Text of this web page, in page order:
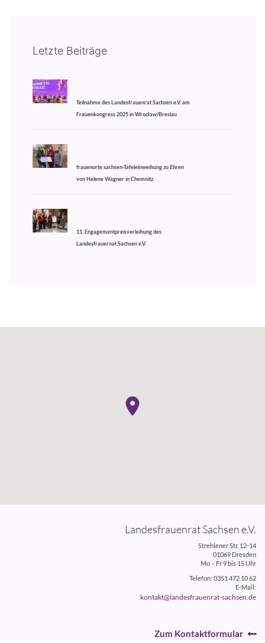
Letzte Beiträge
Teilnahme des Landesfrauenrat Sachsen e.V. am
Frauenkongress 2025 in Wrocław/Breslau
frauenorte sachsen-Tafeleinweihung zu Ehren
von Helene Wagner in Chemnitz
11. Engagementpreisverleihung des
Landesfrauernat Sachsen e.V.
Landesfrauenrat Sachsen e.V.
Strehlener Str. 12-14
01069 Dresden
Mo – Fr 9 bis 15 Uhr
Telefon: 0351 472 10 62
E-Mail:
kontakt@landesfrauenrat-sachsen.de
Zum Kontaktformular